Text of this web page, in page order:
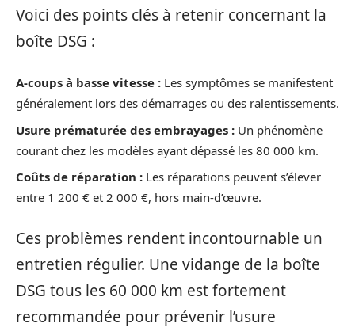
Voici des points clés à retenir concernant la
boîte DSG :
A-coups à basse vitesse : Les symptômes se manifestent
généralement lors des démarrages ou des ralentissements.
Usure prématurée des embrayages : Un phénomène
courant chez les modèles ayant dépassé les 80 000 km.
Coûts de réparation : Les réparations peuvent s’élever
entre 1 200 € et 2 000 €, hors main-d’œuvre.
Ces problèmes rendent incontournable un
entretien régulier. Une vidange de la boîte
DSG tous les 60 000 km est fortement
recommandée pour prévenir l’usure